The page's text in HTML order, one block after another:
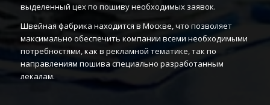
выделенный цех по пошиву необходимых заявок.
Швейная фабрика находится в Москве, что позволяет
максимально обеспечить компании всеми необходимыми
потребностями, как в рекламной тематике, так по
направлениям пошива специально разработанным
лекалам.